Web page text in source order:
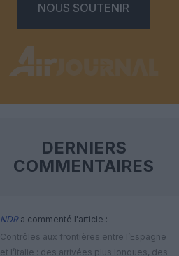
NOUS SOUTENIR
DERNIERS
COMMENTAIRES
NDRa commenté l'article :
Contrôles aux frontières entre l’Espagne
et l’Italie : des arrivées plus longues, des